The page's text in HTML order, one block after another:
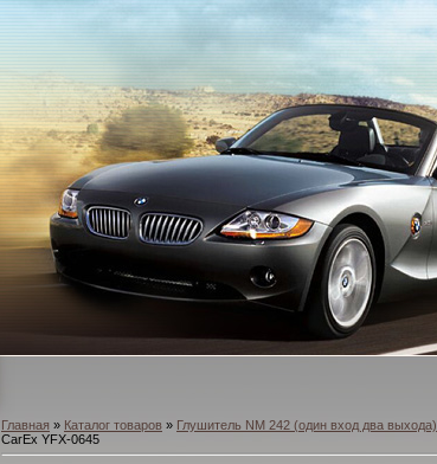
Главная » Каталог товаров » Глушитель NM 242 (один вход два выхода)
CarEx YFX-0645